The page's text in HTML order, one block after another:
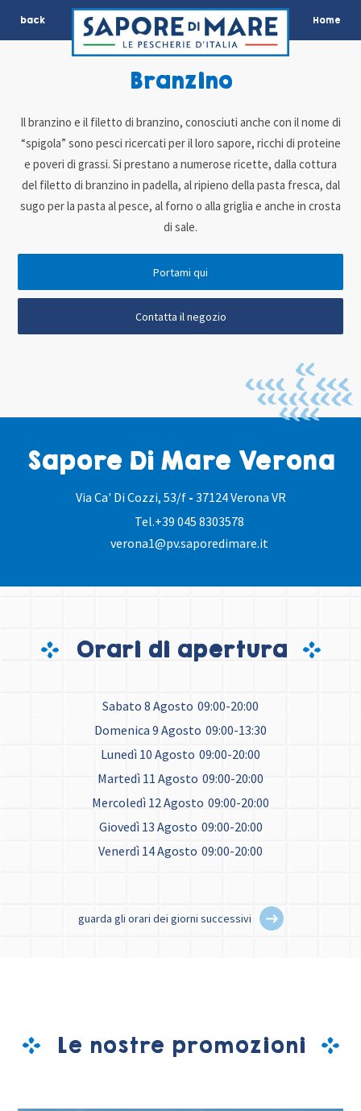
back Home
Sapore Di Mare Verona
Via Ca' Di Cozzi, 53/f - 37124 Verona VR
Tel.+39 045 8303578
verona1@pv.saporedimare.it
Branzino
Il branzino e il filetto di branzino, conosciuti anche con il nome di
“spigola” sono pesci ricercati per il loro sapore, ricchi di proteine
e poveri di grassi. Si prestano a numerose ricette, dalla cottura
del filetto di branzino in padella, al ripieno della pasta fresca, dal
sugo per la pasta al pesce, al forno o alla griglia e anche in crosta
di sale.
Portami qui
Contatta il negozio
Orari di apertura
Sabato 8 Agosto 09:00-20:00
Domenica 9 Agosto 09:00-13:30
Lunedì 10 Agosto 09:00-20:00
Martedì 11 Agosto 09:00-20:00
Mercoledì 12 Agosto 09:00-20:00
Giovedì 13 Agosto 09:00-20:00
Venerdì 14 Agosto 09:00-20:00
guarda gli orari dei giorni successivi
Le nostre promozioni